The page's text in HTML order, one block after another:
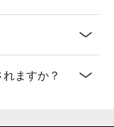
ますか？